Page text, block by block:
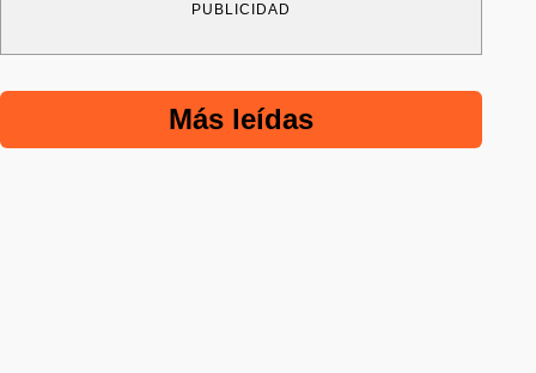
PUBLICIDAD
Más leídas